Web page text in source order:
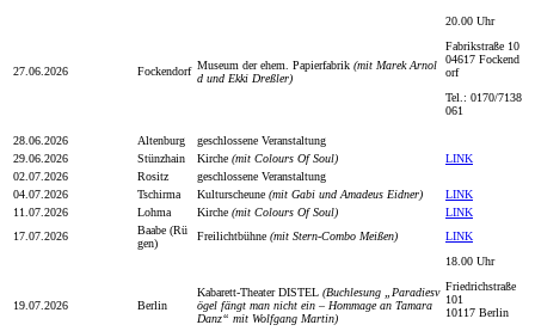
27.06.2026 Fockendorf Museum der ehem. Papierfabrik (mit Marek Arnol
d und Ekki Dreßler)
20.00 Uhr
Fabrikstraße 10
04617 Fockend
orf
Tel.: 0170/7138
061
28.06.2026 Altenburg
geschlossene Veranstaltung
29.06.2026
Stünzhain Kirche (mit Colours Of Soul)
LINK
02.07.2026
Rositz
geschlossene Veranstaltung
04.07.2026
Tschirma Kulturscheune (mit Gabi und Amadeus Eidner)
LINK
11.07.2026
Lohma Kirche (mit Colours Of Soul)
LINK
17.07.2026
Baabe (Rü
gen)
Freilichtbühne (mit Stern-Combo Meißen) LINK
19.07.2026 Berlin
Kabarett-Theater DISTEL (Buchlesung „Paradiesv
ögel fängt man nicht ein – Hommage an Tamara
Danz“ mit Wolfgang Martin)
18.00 Uhr
Friedrichstraße
101
10117 Berlin